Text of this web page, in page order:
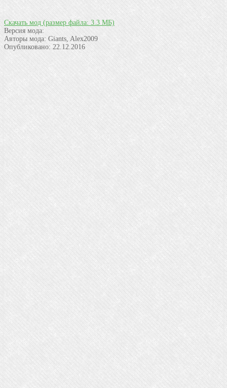
Скачать мод (размер файла: 3.3 МБ)
Версия мода:
Авторы мода: Giants, Alex2009
Опубликовано: 22.12.2016